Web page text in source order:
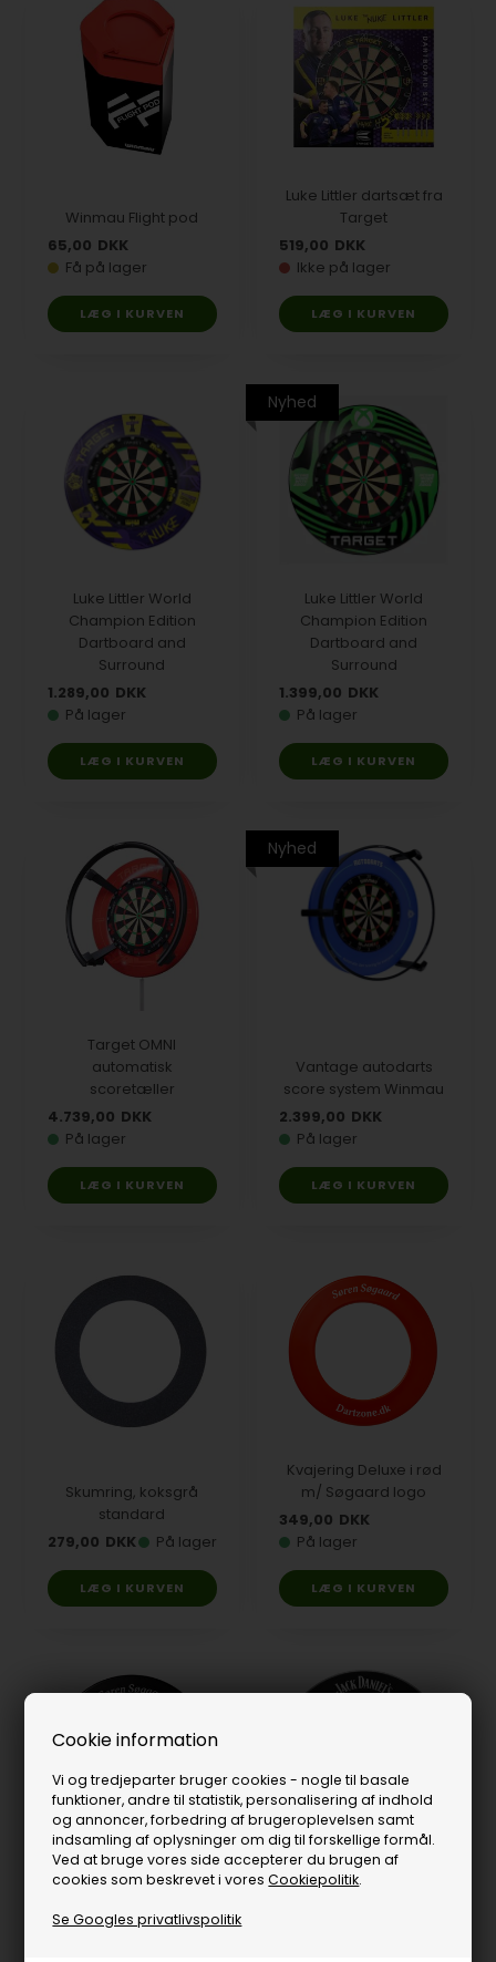
Cookie information
Vi og tredjeparter bruger cookies - nogle til basale
funktioner, andre til statistik, personalisering af indhold
og annoncer, forbedring af brugeroplevelsen samt
indsamling af oplysninger om dig til forskellige formål.
Ved at bruge vores side accepterer du brugen af
cookies som beskrevet i voresCookiepolitik.
Se Googles privatlivspolitik
Winmau Flight pod
65,00 DKK
Få på lager
Luke Littler dartsæt fra
Target
519,00 DKK
Ikke på lager
Luke Littler World
Champion Edition
Dartboard and
Surround
1.289,00 DKK
På lager
Nyhed
Luke Littler World
Champion Edition
Dartboard and
Surround
1.399,00 DKK
På lager
Target OMNI
automatisk
scoretæller
4.739,00 DKK
På lager
Nyhed
Vantage autodarts
score system Winmau
2.399,00 DKK
På lager
Skumring, koksgrå
standard
279,00 DKK På lager
Kvajering Deluxe i rød
m/ Søgaard logo
349,00 DKK
På lager
Kvajering Deluxe i sort
349,00 DKK
Kvajering Deluxe sort